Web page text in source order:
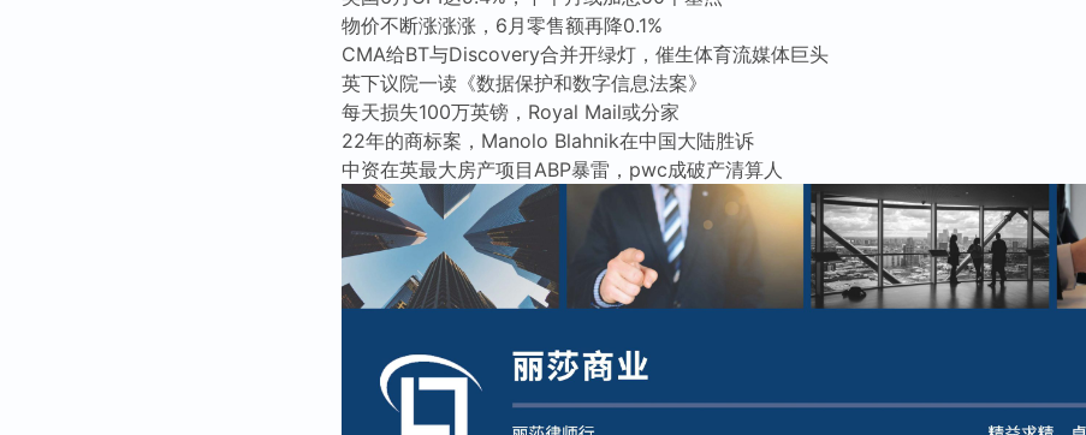
物价不断涨涨涨，6月零售额再降0.1%
CMA给BT与Discovery合并开绿灯，催生体育流媒体巨头
英下议院一读《数据保护和数字信息法案》
每天损失100万英镑，Royal Mail或分家
22年的商标案，Manolo Blahnik在中国大陆胜诉
中资在英最大房产项目ABP暴雷，pwc成破产清算人